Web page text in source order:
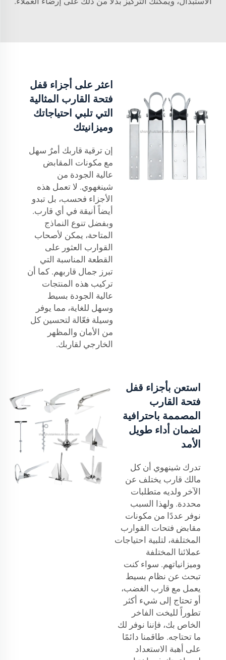
اعثر على أجزاء قفل
فتحة القارب المثالية
التي تلبي احتياجاتك
وميزانيتك
إن ترقية قاربك أمرٌ سهل
مع مكونات المقابض
عالية الجودة من
شينغهوي. لا تعمل هذه
الأجزاء فحسب، بل تبدو
أيضاً أنيقة في أي قارب.
وبفضل تنوع النماذج
المتاحة، يمكن لأصحاب
القوارب العثور على
القطعة المناسبة التي
تبرز جمال قاربهم. كما أن
تركيب هذه المنتجات
عالية الجودة بسيط
وسهل للغاية، مما يوفر
وسيلة فعّالة لتحسين كل
من الأمان والمظهر
الخارجي لقاربك.
استعن بأجزاء قفل
فتحة القارب
المصممة باحترافية
لضمان أداء طويل
الأمد
تدرك شينهوي أن كل
مالك قارب يختلف عن
الآخر ولديه متطلبات
محددة. ولهذا السبب
نوفر عددًا من مكونات
مقابض فتحات القوارب
المختلفة، لتلبية احتياجات
عملائنا المختلفة
وميزانياتهم. سواء كنت
تبحث عن نظام بسيط
يعمل مع قارب الغضب،
أو تحتاج إلى شيء أكثر
تطوراً لليخت الفاخر
الخاص بك، فإننا نوفر لك
ما تحتاجه. طاقمنا دائمًا
على أهبة الاستعداد